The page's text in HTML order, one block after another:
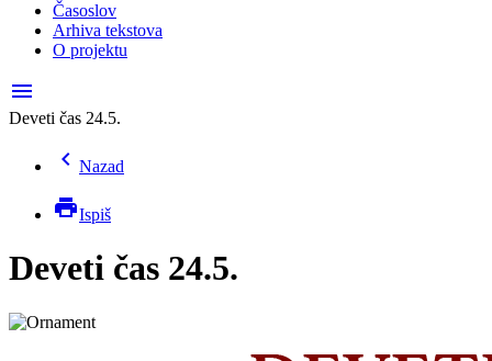
Časoslov
Arhiva tekstova
O projektu
menu
Deveti čas 24.5.
chevron_left Nazad
printIspiš
Deveti čas 24.5.